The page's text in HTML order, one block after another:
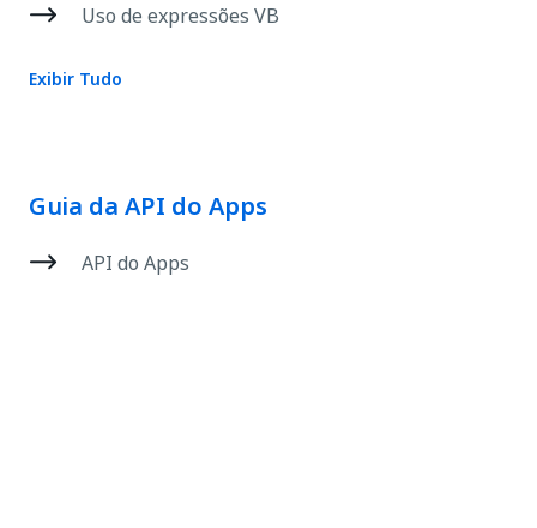
Uso de expressões VB
Exibir Tudo
Guia da API do Apps
API do Apps